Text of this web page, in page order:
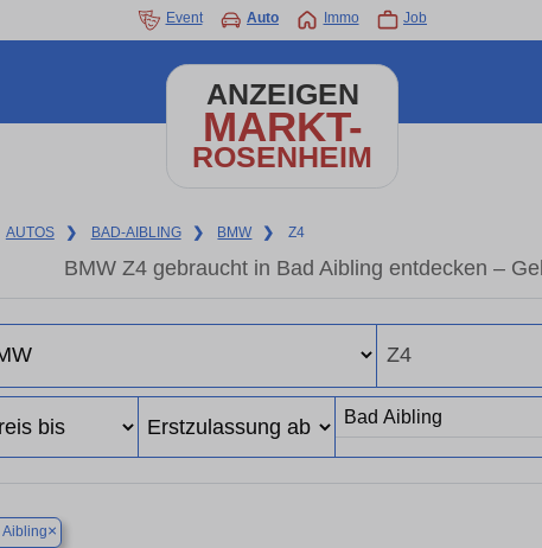
Event Auto Immo Job
ANZEIGEN
MARKT-
ROSENHEIM
AUTOS ❯ BAD-AIBLING ❯ BMW ❯ Z4
BMW Z4 gebraucht in Bad Aibling entdecken –
Aibling×